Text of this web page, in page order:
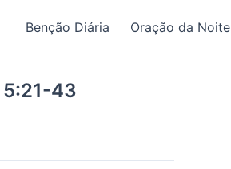
Benção Diária Oração da Noite
5:21-43